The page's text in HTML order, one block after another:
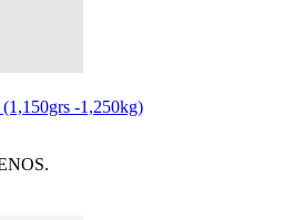
-1,250kg)